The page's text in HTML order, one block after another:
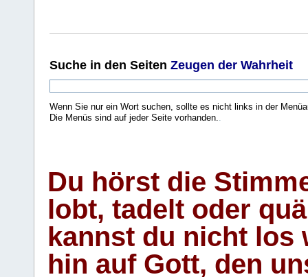
Suche in den Seiten Zeugen der Wahrheit
Wenn Sie nur ein Wort suchen, sollte es nicht links in der
Die Menüs sind auf jeder Seite vorhanden.
Du hörst die
lobt, tadelt oder
kannst du nicht los
hin auf Gott, den